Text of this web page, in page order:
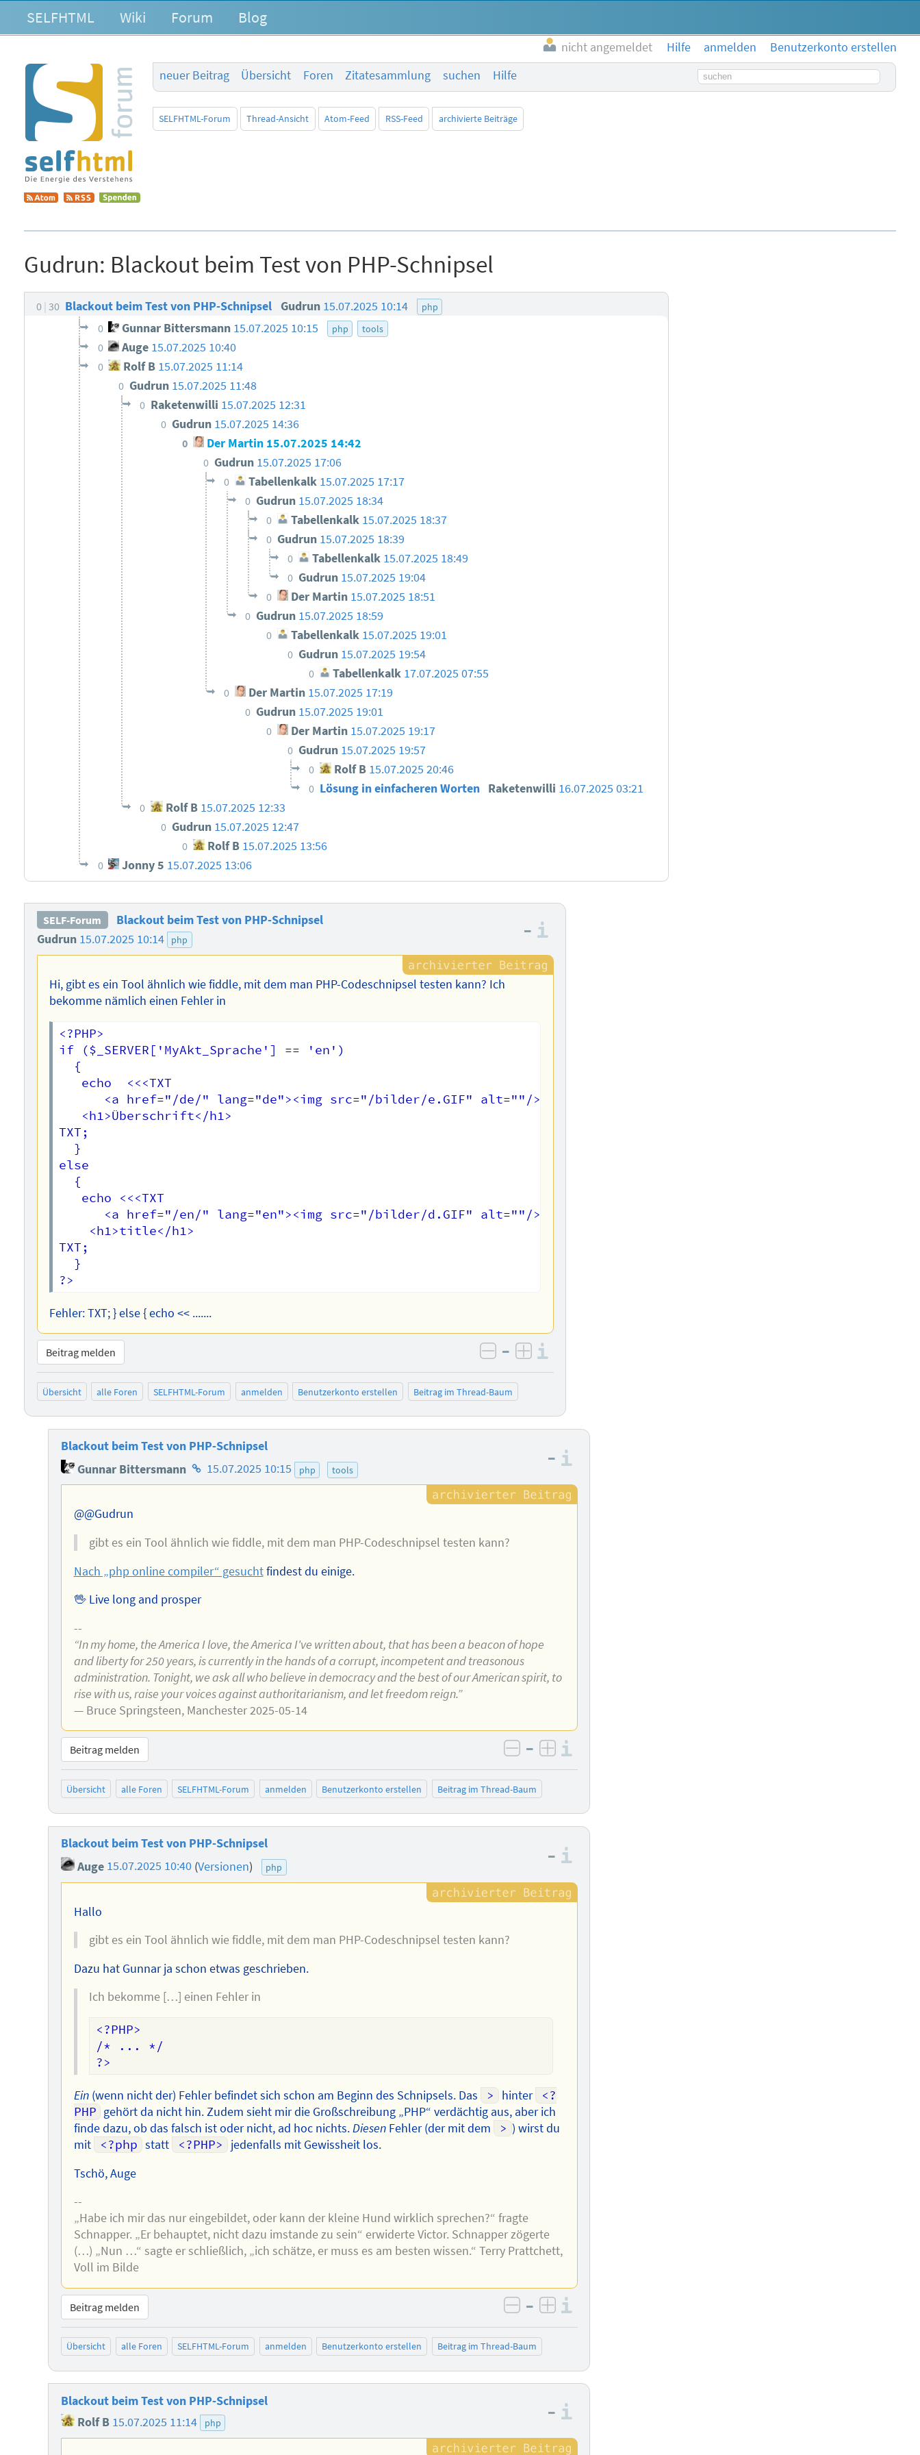
SELFHTML Wiki Forum Blog
nicht angemeldet Hilfe anmelden
Benutzerkonto erstellen
neuer Beitrag
Übersicht Foren Zitatesammlung suchen Hilfe Suchbegriff
SELFHTML-Forum Thread-Ansicht Atom-Feed RSS-Feed archivierte Beiträge
Gudrun: Blackout beim Test von PHP-Schnipsel
0 30 Blackout beim Test von PHP-Schnipsel Gudrun 15.07.2025 10:14 php
0 Gunnar Bittersmann 15.07.2025 10:15 php tools
0 Auge 15.07.2025 10:40
0 Rolf B 15.07.2025 11:14
0 Gudrun 15.07.2025 11:48
0 Raketenwilli 15.07.2025 12:31
0 Gudrun 15.07.2025 14:36
0 Der Martin 15.07.2025 14:42
0 Gudrun 15.07.2025 17:06
0 Tabellenkalk 15.07.2025 17:17
0 Gudrun 15.07.2025 18:34
0 Tabellenkalk 15.07.2025 18:37
0 Gudrun 15.07.2025 18:39
0 Tabellenkalk 15.07.2025 18:49
0 Gudrun 15.07.2025 19:04
0 Der Martin 15.07.2025 18:51
0 Gudrun 15.07.2025 18:59
0 Tabellenkalk 15.07.2025 19:01
0 Gudrun 15.07.2025 19:54
0 Tabellenkalk 17.07.2025 07:55
0 Der Martin 15.07.2025 17:19
0 Gudrun 15.07.2025 19:01
0 Der Martin 15.07.2025 19:17
0 Gudrun 15.07.2025 19:57
0 Rolf B 15.07.2025 20:46
0 Lösung in einfacheren Worten Raketenwilli 16.07.2025 03:21
0 Rolf B 15.07.2025 12:33
0 Gudrun 15.07.2025 12:47
0 Rolf B 15.07.2025 13:56
0 Jonny 5 15.07.2025 13:06
SELF-Forum
Blackout beim Test von PHP-Schnipsel
Gudrun 15.07.2025 10:14 php –
Hi, gibt es ein Tool ähnlich wie fiddle, mit dem man PHP-Codeschnipsel testen kann? Ich
bekomme nämlich einen Fehler in
<?PHP>
if ($_SERVER['MyAkt_Sprache'] == 'en')
  {
   echo  <<<TXT
   <h1>Überschrift</h1>
TXT;
  }
else
  {
   echo <<<TXT
    <h1>title</h1>
TXT;
  }
Fehler: TXT; } else { echo << .......
Beitrag melden negativ bewerten
– positiv bewerten
Übersicht alle Foren SELFHTML-Forum anmelden Benutzerkonto erstellen Beitrag im Thread-Baum
Blackout beim Test von PHP-Schnipsel
Gunnar Bittersmann Homepage
des
15.07.2025 10:15 php tools
–
@@Gudrun
gibt es ein Tool ähnlich wie fiddle, mit dem man PHP-Codeschnipsel testen kann?
Nach „php online compiler“ gesuchtfindest du einige.
🖖 Live long and prosper
--
“In my home, the America I love, the America I've written about, that has been a beacon of hope
and liberty for 250 years, is currently in the hands of a corrupt, incompetent and treasonous
administration. Tonight, we ask all who believe in democracy and the best of our American spirit, to
rise with us, raise your voices against authoritarianism, and let freedom reign.”
— Bruce Springsteen, Manchester 2025-05-14
Beitrag melden negativ bewerten
– positiv bewerten
Übersicht alle Foren SELFHTML-Forum anmelden Benutzerkonto erstellen Beitrag im Thread-Baum
Blackout beim Test von PHP-Schnipsel
Auge 15.07.2025 10:40 (Versionen) php
–
Hallo
gibt es ein Tool ähnlich wie fiddle, mit dem man PHP-Codeschnipsel testen kann?
Dazu hat Gunnar ja schon etwas geschrieben.
Ich bekomme […] einen Fehler in
<?PHP>
/* ... */
Ein(wenn nicht der) Fehler befindet sich schon am Beginn des Schnipsels. Das > hinter
<?
PHP gehört da nicht hin. Zudem sieht mir die Großschreibung „PHP“ verdächtig aus, aber ich
finde dazu, ob das falsch ist oder nicht, ad hoc nichts.DiesenFehler (der mit dem > ) wirst du
mit
<?php statt <?PHP>
jedenfalls mit Gewissheit los.
Tschö, Auge
--
„Habe ich mir das nur eingebildet, oder kann der kleine Hund wirklich sprechen?“ fragte
Schnapper. „Er behauptet, nicht dazu imstande zu sein“ erwiderte Victor. Schnapper zögerte
(…) „Nun …“ sagte er schließlich, „ich schätze, er muss es am besten wissen.“ Terry Prattchett,
Voll im Bilde
Beitrag melden negativ bewerten
– positiv bewerten
Übersicht alle Foren SELFHTML-Forum anmelden Benutzerkonto erstellen Beitrag im Thread-Baum
Blackout beim Test von PHP-Schnipsel
Rolf B 15.07.2025 11:14 php
–